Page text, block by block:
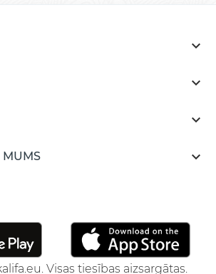



MUMS 
Visas tiesības aizsargātas.